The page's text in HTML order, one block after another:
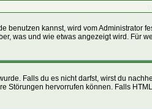
benutzen kannst, wird vom
was und wie etwas angezeigt wird. Für
Falls du es nicht darfst, wirst du
Störungen hervorrufen können. Falls